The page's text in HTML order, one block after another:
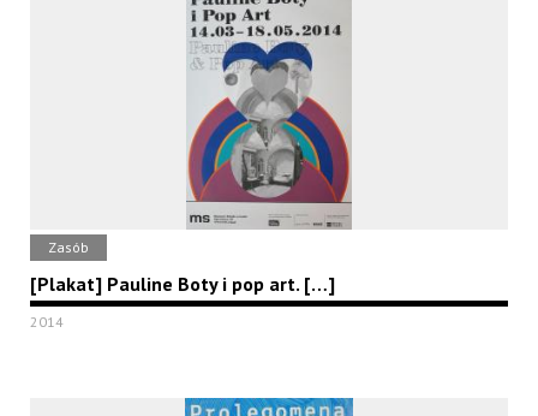
Zasób
[Plakat] Pauline Boty i pop art. […]
2014